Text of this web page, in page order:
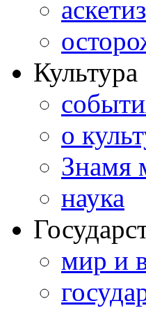
Культура
о
Знамя
наука
мир и